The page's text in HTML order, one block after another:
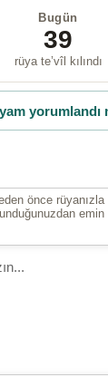
Bugün
39
rüya te’vîl kılındı
yorumlandı
önce
emin